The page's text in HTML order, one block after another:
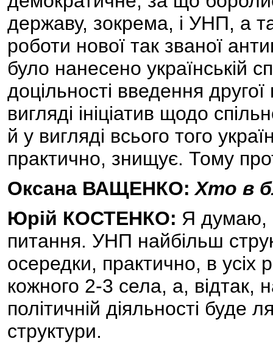
державу, зокрема, і УНП, а
роботи нової так званої
було нанесено українській
доцільності введення
вигляді ініціатив щодо
й у вигляді всього того
практично, знищує. Тому
Оксана ВАЩЕНКО: Хто в
Юрій КОСТЕНКО: Я думаю,
питання. УНП найбільш
осередки, практично, в усіх
кожного 2-3 села, а, відтак,
політичній діяльності буде
структури.